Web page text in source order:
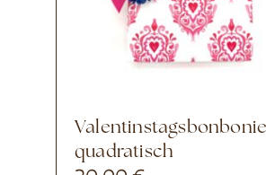
Valentinstagsbonboniere
quadratisch